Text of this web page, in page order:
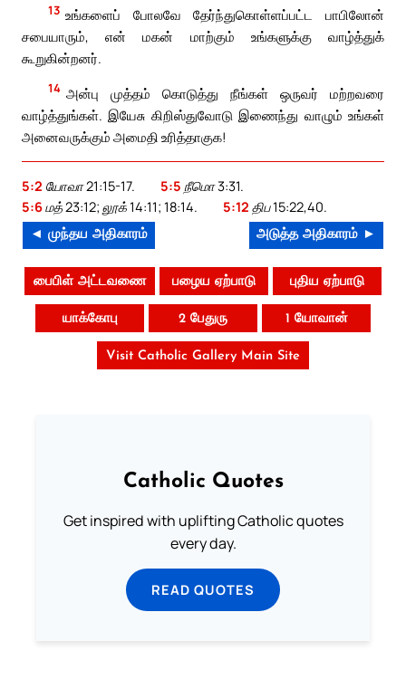
13 உங்களைப் போலவே தேர்ந்துகொள்ளப்பட்ட பாபிலோன்
சபையாரும், என் மகன் மாற்கும் உங்களுக்கு வாழ்த்துக்
கூறுகின்றனர்.
14 அன்பு முத்தம் கொடுத்து நீங்கள் ஒருவர் மற்றவரை
வாழ்த்துங்கள். இயேசு கிறிஸ்துவோடு இணைந்து வாழும் உங்கள்
அனைவருக்கும் அமைதி உரித்தாகுக!
5:2 யோவா 21:15-17. 5:5 நீமொ 3:31.
5:6மத் 23:12; லூக் 14:11; 18:14. 5:12 திப 15:22,40.
◄ முந்தய அதிகாரம் அடுத்த அதிகாரம் ►
பைபிள் அட்டவணை பழைய ஏற்பாடு புதிய ஏற்பாடு
யாக்கோபு 2 பேதுரு 1 யோவான்
Visit Catholic Gallery Main Site
Catholic Quotes
Get inspired with uplifting Catholic quotes
every day.
READ QUOTES